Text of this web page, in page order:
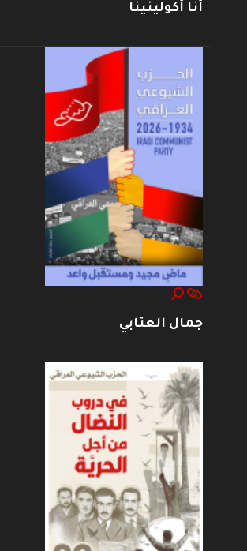
أنا أكولينينا
جمال العتابي